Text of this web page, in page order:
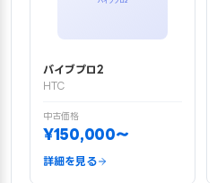
バイブプロ2
HTC
中古価格
¥150,000〜
詳細を見る